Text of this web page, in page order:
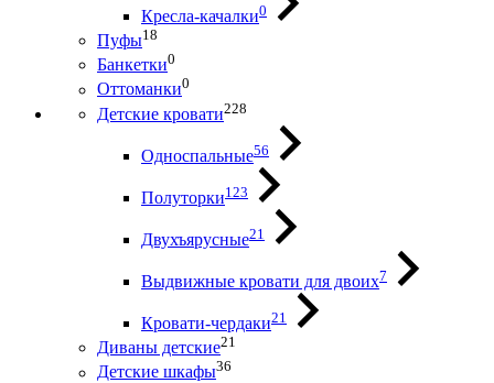
Кресла-качалки0
Пуфы18
Банкетки0
Оттоманки0
Детские кровати228
Односпальные56
Полуторки123
Двухъярусные21
Выдвижные кровати для двоих7
Кровати-чердаки21
Диваны детские21
Детские шкафы36